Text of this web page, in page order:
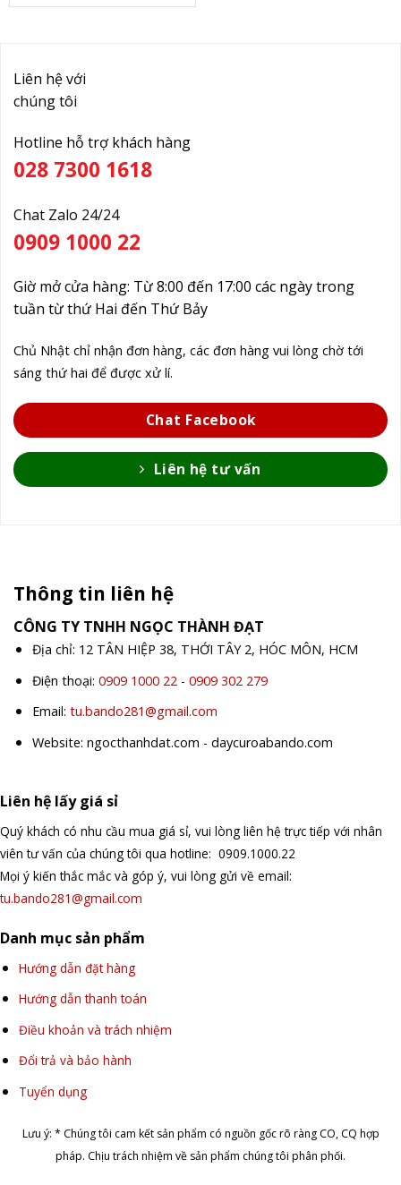
Liên hệ với
chúng tôi
Hotline hỗ trợ khách hàng
028 7300 1618
Chat Zalo 24/24
0909 1000 22
Giờ mở cửa hàng: Từ 8:00 đến 17:00 các ngày trong
tuần từ thứ Hai đến Thứ Bảy
Chủ Nhật chỉ nhận đơn hàng, các đơn hàng vui lòng chờ tới
sáng thứ hai để được xử lí.
Chat Facebook
Liên hệ tư vấn
Thông tin liên hệ
CÔNG TY TNHH NGỌC THÀNH ĐẠT
Địa chỉ: 12 TÂN HIỆP 38, THỚI TÂY 2, HÓC MÔN, HCM
Điện thoại: 0909 1000 22 - 0909 302 279
Email: tu.bando281@gmail.com
Website: ngocthanhdat.com - daycuroabando.com
Liên hệ lấy giá sỉ
Quý khách có nhu cầu mua giá sỉ, vui lòng liên hệ trực tiếp với nhân
viên tư vấn của chúng tôi qua hotline: 0909.1000.22
Mọi ý kiến thắc mắc và góp ý, vui lòng gửi về email:
tu.bando281@gmail.com
Danh mục sản phẩm
Hướng dẫn đặt hàng
Hướng dẫn thanh toán
Điều khoản và trách nhiệm
Đổi trả và bảo hành
Tuyển dụng
Lưu ý: * Chúng tôi cam kết sản phẩm có nguồn gốc rõ ràng CO, CQ hợp
pháp. Chịu trách nhiệm về sản phẩm chúng tôi phân phối.